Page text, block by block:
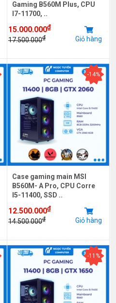
Gaming B560M Plus, CPU
I7-11700, ..
15.000.000₫
17.500.000₫ Giỏ hàng
-14%
Case gaming main MSI
B560M- A Pro, CPU Corre
I5-11400, SSD ..
12.500.000₫
14.500.000₫ Giỏ hàng
-11%